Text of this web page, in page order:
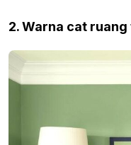
2. Warna cat